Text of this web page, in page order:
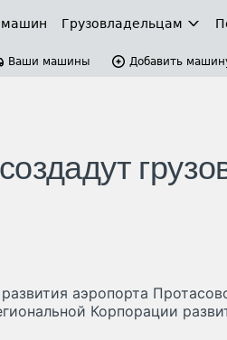
машин Грузовладельцам
Ваши машины Добавить
аэропорта
Корпорации